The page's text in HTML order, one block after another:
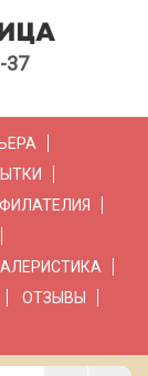
37
ФИЛАТЕЛИЯ
ОТЗЫВЫ